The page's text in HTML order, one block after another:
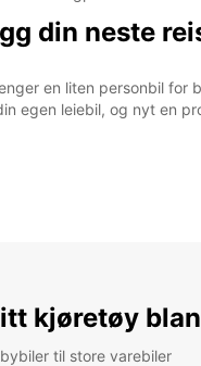
din neste
en liten personbil for
egen leiebil, og nyt en
kjøretøy
til store varebiler